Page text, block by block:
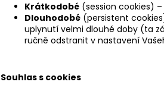
Krátkodobé (session cookies)
Dlouhodobé (persistent
uplynutí velmi dlouhé doby (ta
ručně odstranit v nastavení
Souhlas s cookies